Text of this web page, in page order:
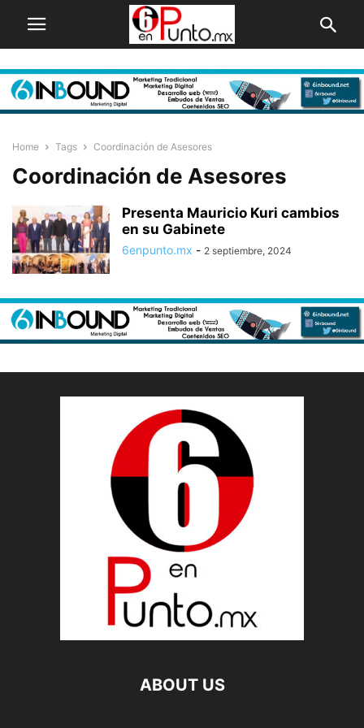
Home Tags Coordinación de Asesores
Coordinación de Asesores
Presenta Mauricio Kuri cambios
en su Gabinete
6enpunto.mx - 2 septiembre, 2024
ABOUT US